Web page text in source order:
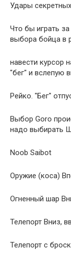
Удары
Что бы играть
выбора бойца в
навести курсор
"бег" и вслепую
Рейко. "Бег"
Выбор Goro
надо выбирать
Noob Saibot
Оружие (коса)
Огненный шар
Телепорт Вниз,
Телепорт с